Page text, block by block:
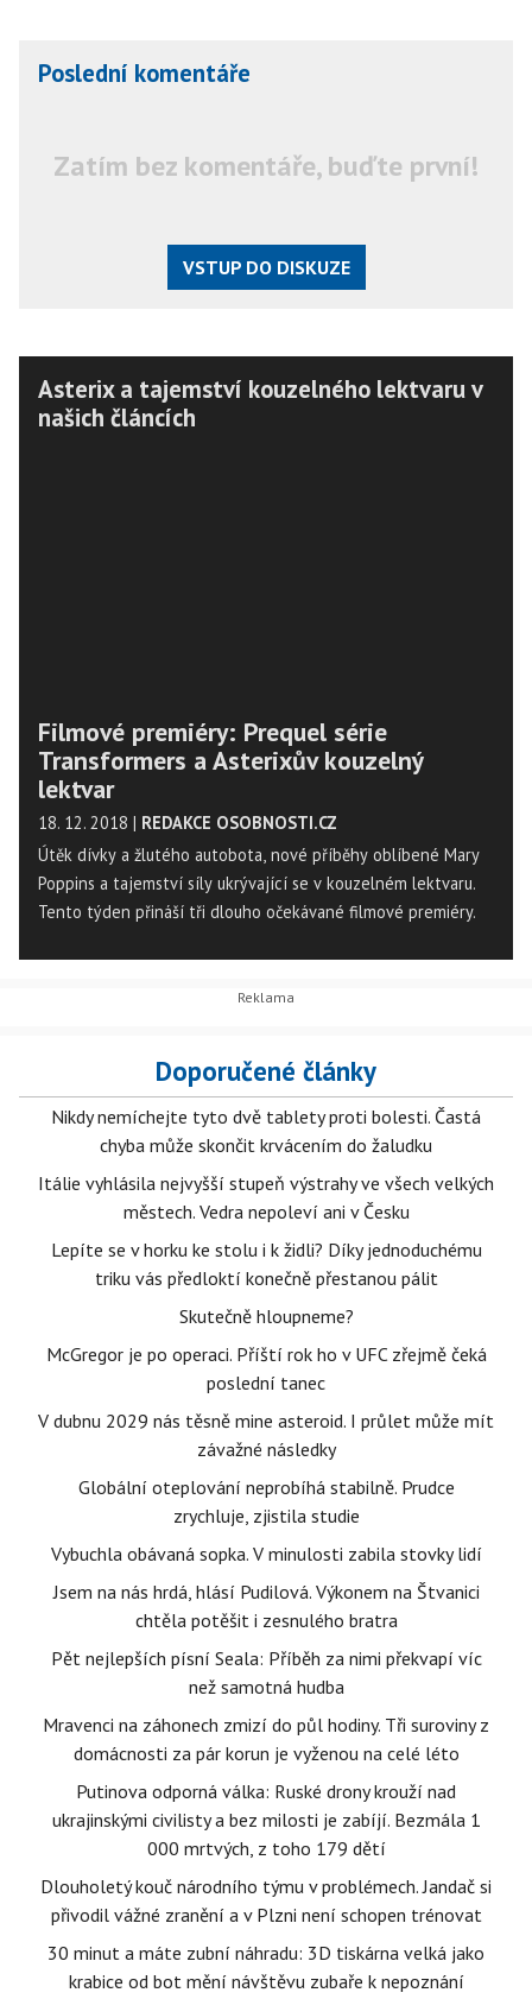
Poslední komentáře
Zatím bez komentáře, buďte první!
VSTUP DO DISKUZE
Asterix a tajemství kouzelného lektvaru v
našich článcích
Filmové premiéry: Prequel série
Transformers a Asterixův kouzelný
lektvar
18. 12. 2018 | REDAKCE OSOBNOSTI.CZ
Útěk dívky a žlutého autobota, nové příběhy oblíbené Mary
Poppins a tajemství síly ukrývající se v kouzelném lektvaru.
Tento týden přináší tři dlouho očekávané filmové premiéry.
Doporučené články
Nikdy nemíchejte tyto dvě tablety proti bolesti. Častá
chyba může skončit krvácením do žaludku
Itálie vyhlásila nejvyšší stupeň výstrahy ve všech velkých
městech. Vedra nepoleví ani v Česku
Lepíte se v horku ke stolu i k židli? Díky jednoduchému
triku vás předloktí konečně přestanou pálit
Skutečně hloupneme?
McGregor je po operaci. Příští rok ho v UFC zřejmě čeká
poslední tanec
V dubnu 2029 nás těsně mine asteroid. I průlet může mít
závažné následky
Globální oteplování neprobíhá stabilně. Prudce
zrychluje, zjistila studie
Vybuchla obávaná sopka. V minulosti zabila stovky lidí
Jsem na nás hrdá, hlásí Pudilová. Výkonem na Štvanici
chtěla potěšit i zesnulého bratra
Pět nejlepších písní Seala: Příběh za nimi překvapí víc
než samotná hudba
Mravenci na záhonech zmizí do půl hodiny. Tři suroviny z
domácnosti za pár korun je vyženou na celé léto
Putinova odporná válka: Ruské drony krouží nad
ukrajinskými civilisty a bez milosti je zabíjí. Bezmála 1
000 mrtvých, z toho 179 dětí
Dlouholetý kouč národního týmu v problémech. Jandač si
přivodil vážné zranění a v Plzni není schopen trénovat
30 minut a máte zubní náhradu: 3D tiskárna velká jako
krabice od bot mění návštěvu zubaře k nepoznání